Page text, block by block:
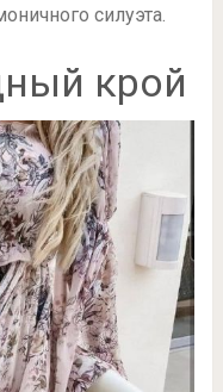
силуэта.
крой